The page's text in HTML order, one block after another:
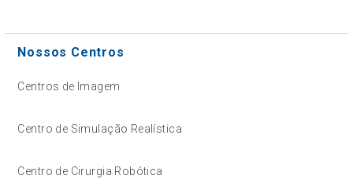
Nossos Centros
Centros de Imagem
Centro de Simulação Realística
Centro de Cirurgia Robótica